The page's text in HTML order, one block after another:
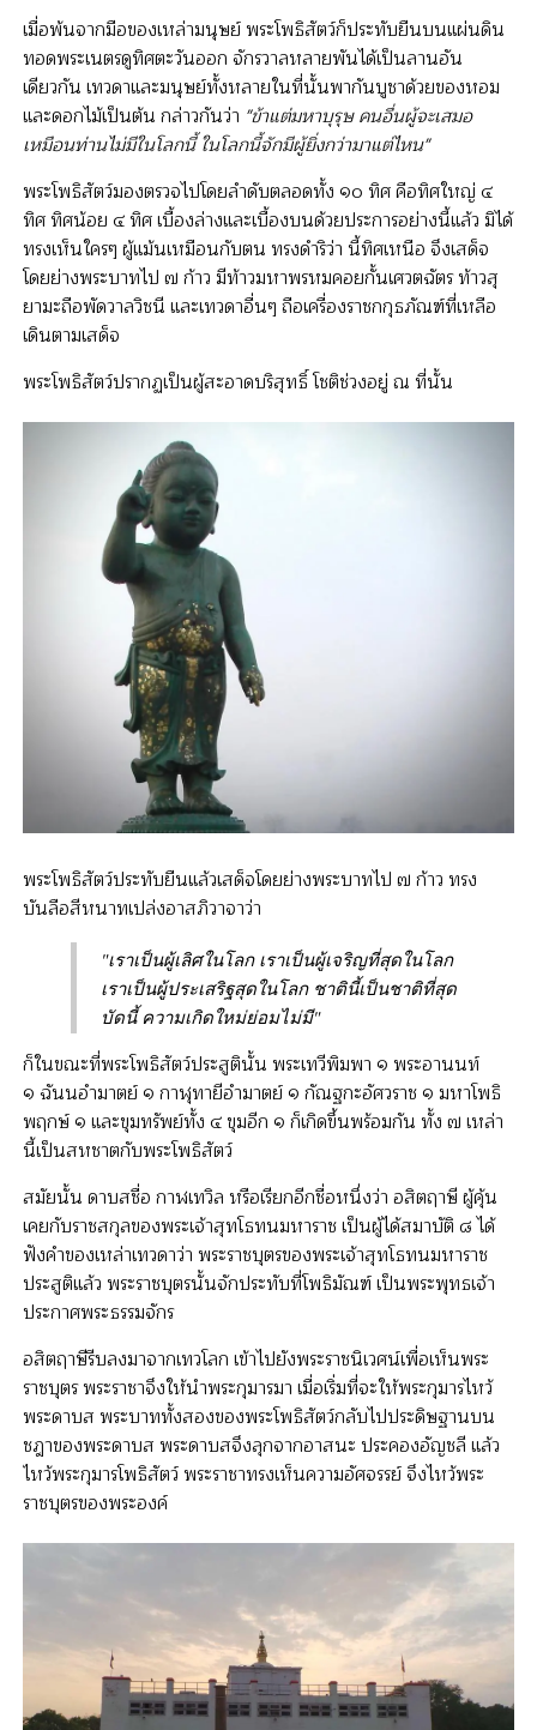
เมื่อพ้นจากมือของเหล่ามนุษย์ พระโพธิสัตว์ก็ประทับยืนบนแผ่นดิน
ทอดพระเนตรดูทิศตะวันออก จักรวาลหลายพันได้เป็นลานอัน
เดียวกัน เทวดาและมนุษย์ทั้งหลายในที่นั้นพากันบูชาด้วยของหอม
และดอกไม้เป็นต้น กล่าวกันว่า "ข้าแต่มหาบุรุษ คนอื่นผู้จะเสมอ
เหมือนท่านไม่มีในโลกนี้ ในโลกนี้จักมีผู้ยิ่งกว่ามาแต่ไหน"
พระโพธิสัตว์มองตรวจไปโดยลำดับตลอดทั้ง ๑๐ ทิศ คือทิศใหญ่ ๔
ทิศ ทิศน้อย ๔ ทิศ เบื้องล่างและเบื้องบนด้วยประการอย่างนี้แล้ว มิได้
ทรงเห็นใครๆ ผู้แม้นเหมือนกับตน ทรงดำริว่า นี้ทิศเหนือ จึงเสด็จ
โดยย่างพระบาทไป ๗ ก้าว มีท้าวมหาพรหมคอยกั้นเศวตฉัตร ท้าวสุ
ยามะถือพัดวาลวิชนี และเทวดาอื่นๆ ถือเครื่องราชกกุธภัณฑ์ที่เหลือ
เดินตามเสด็จ
พระโพธิสัตว์ปรากฏเป็นผู้สะอาดบริสุทธิ์ โชติช่วงอยู่ ณ ที่นั้น
พระโพธิสัตว์ประทับยืนแล้วเสด็จโดยย่างพระบาทไป ๗ ก้าว ทรง
บันลือสีหนาทเปล่งอาสภิวาจาว่า
"เราเป็นผู้เลิศในโลก เราเป็นผู้เจริญที่สุดในโลก
เราเป็นผู้ประเสริฐสุดในโลก ชาตินี้เป็นชาติที่สุด
บัดนี้ ความเกิดใหม่ย่อมไม่มี"
ก็ในขณะที่พระโพธิสัตว์ประสูตินั้น พระเทวีพิมพา ๑ พระอานนท์
๑ ฉันนอำมาตย์ ๑ กาฬุทายีอำมาตย์ ๑ กัณฐกะอัศวราช ๑ มหาโพธิ
พฤกษ์ ๑ และขุมทรัพย์ทั้ง ๔ ขุมอีก ๑ ก็เกิดขึ้นพร้อมกัน ทั้ง ๗ เหล่า
นี้เป็นสหชาตกับพระโพธิสัตว์
สมัยนั้น ดาบสชื่อ กาฬเทวิล หรือเรียกอีกชื่อหนึ่งว่า อสิตฤาษี ผู้คุ้น
เคยกับราชสกุลของพระเจ้าสุทโธทนมหาราช เป็นผู้ได้สมาบัติ ๘ ได้
ฟังคำของเหล่าเทวดาว่า พระราชบุตรของพระเจ้าสุทโธทนมหาราช
ประสูติแล้ว พระราชบุตรนั้นจักประทับที่โพธิมัณฑ์ เป็นพระพุทธเจ้า
ประกาศพระธรรมจักร
อสิตฤาษีรีบลงมาจากเทวโลก เข้าไปยังพระราชนิเวศน์เพื่อเห็นพระ
ราชบุตร พระราชาจึงให้นำพระกุมารมา เมื่อเริ่มที่จะให้พระกุมารไหว้
พระดาบส พระบาททั้งสองของพระโพธิสัตว์กลับไปประดิษฐานบน
ชฎาของพระดาบส พระดาบสจึงลุกจากอาสนะ ประคองอัญชลี แล้ว
ไหว้พระกุมารโพธิสัตว์ พระราชาทรงเห็นความอัศจรรย์ จึงไหว้พระ
ราชบุตรของพระองค์